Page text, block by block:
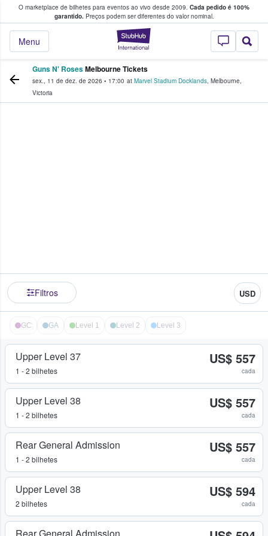
O marketplace de bilhetes para eventos ao vivo desde 2009. Cada pedido é 100%
garantido.Preços podem ser diferentes do valor nominal.
StubHub – onde
Menu
fãs compram e vendem bilhetes
Guns N' RosesMelbourne Tickets
sex., 11 de dez. de 2026 • 17:00 at Marvel Stadium Docklands, Melbourne,
Victoria
Filtros USD
GC GA Level 1 Level 2 Level 3
Upper Level 37
1 - 2 bilhetes
US$ 557
cada
Upper Level 38
1 - 2 bilhetes
US$ 557
cada
Rear General Admission
1 - 2 bilhetes
US$ 557
cada
Upper Level 38
2 bilhetes
US$ 594
cada